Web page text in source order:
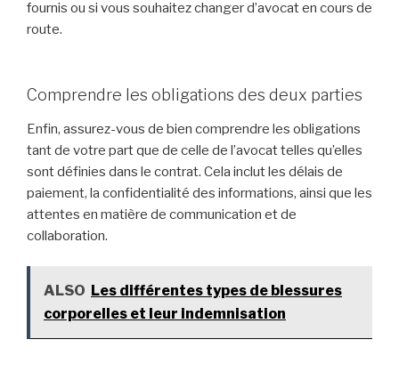
fournis ou si vous souhaitez changer d’avocat en cours de
route.
Comprendre les obligations des deux parties
Enfin, assurez-vous de bien comprendre les obligations
tant de votre part que de celle de l’avocat telles qu’elles
sont définies dans le contrat. Cela inclut les délais de
paiement, la confidentialité des informations, ainsi que les
attentes en matière de communication et de
collaboration.
ALSO Les différentes types de blessures
corporelles et leur indemnisation